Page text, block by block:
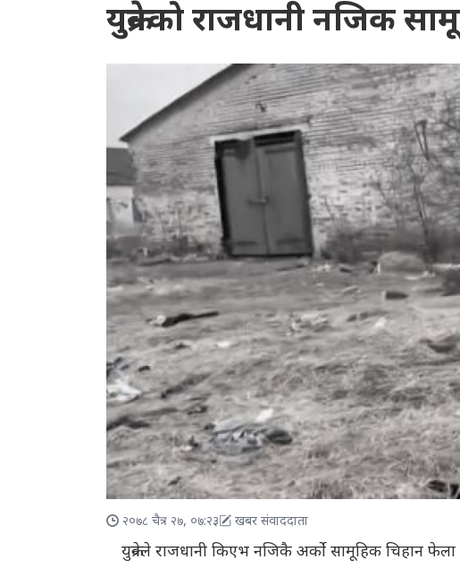
युक्रेनको राजधानी नजिक
२०७८ चैत्र २७, ०७:२३ खबर संवाददाता
युक्रेनले राजधानी किएभ नजिकै अर्को सामूहिक चिहान